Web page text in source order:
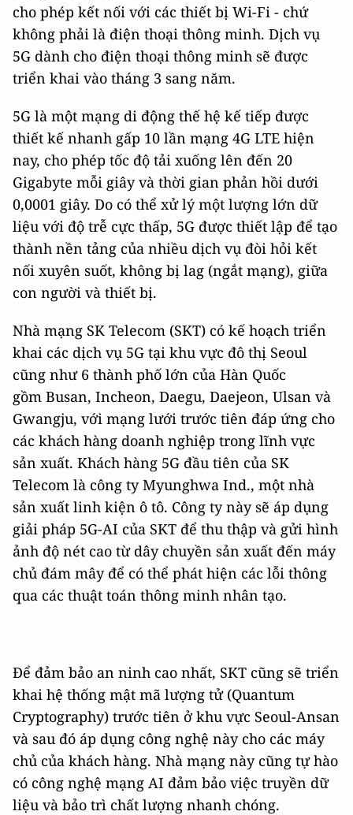
cho phép kết nối với các thiết bị Wi-Fi - chứ
không phải là điện thoại thông minh. Dịch vụ
5G dành cho điện thoại thông minh sẽ được
triển khai vào tháng 3 sang năm.
5G là một mạng di động thế hệ kế tiếp được
thiết kế nhanh gấp 10 lần mạng 4G LTE hiện
nay, cho phép tốc độ tải xuống lên đến 20
Gigabyte mỗi giây và thời gian phản hồi dưới
0,0001 giây. Do có thể xử lý một lượng lớn dữ
liệu với độ trễ cực thấp, 5G được thiết lập để tạo
thành nền tảng của nhiều dịch vụ đòi hỏi kết
nối xuyên suốt, không bị lag (ngắt mạng), giữa
con người và thiết bị.
Nhà mạng SK Telecom (SKT) có kế hoạch triển
khai các dịch vụ 5G tại khu vực đô thị Seoul
cũng như 6 thành phố lớn của Hàn Quốc
gồm Busan, Incheon, Daegu, Daejeon, Ulsan và
Gwangju, với mạng lưới trước tiên đáp ứng cho
các khách hàng doanh nghiệp trong lĩnh vực
sản xuất. Khách hàng 5G đầu tiên của SK
Telecom là công ty Myunghwa Ind., một nhà
sản xuất linh kiện ô tô. Công ty này sẽ áp dụng
giải pháp 5G-AI của SKT để thu thập và gửi hình
ảnh độ nét cao từ dây chuyền sản xuất đến máy
chủ đám mây để có thể phát hiện các lỗi thông
qua các thuật toán thông minh nhân tạo.
Để đảm bảo an ninh cao nhất, SKT cũng sẽ triển
khai hệ thống mật mã lượng tử (Quantum
Cryptography) trước tiên ở khu vực Seoul-Ansan
và sau đó áp dụng công nghệ này cho các máy
chủ của khách hàng. Nhà mạng này cũng tự hào
có công nghệ mạng AI đảm bảo việc truyền dữ
liệu và bảo trì chất lượng nhanh chóng.